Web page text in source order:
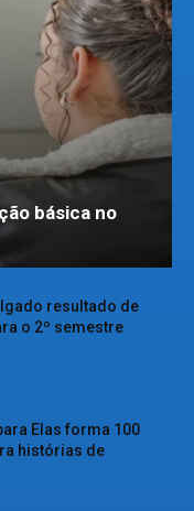
básica no
resultado de
o 2º semestre
Elas forma 100
histórias de